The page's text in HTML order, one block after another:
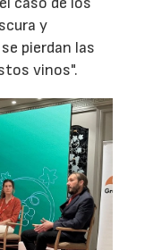
y
pierdan las
vinos".